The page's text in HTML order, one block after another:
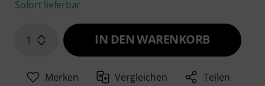
Sofort lieferbar
1 IN DEN WARENKORB
Merken Vergleichen Teilen